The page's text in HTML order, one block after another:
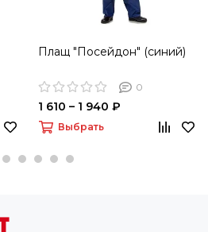
Плащ "Посейдон" (синий)
0
1 610 – 1 940 ₽
Выбрать